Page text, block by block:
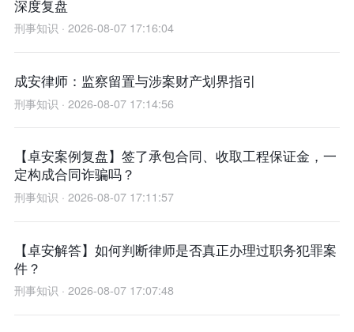
深度复盘
刑事知识 · 2026-08-07 17:16:04
成安律师：监察留置与涉案财产划界指引
刑事知识 · 2026-08-07 17:14:56
【卓安案例复盘】签了承包合同、收取工程保证金，一
定构成合同诈骗吗？
刑事知识 · 2026-08-07 17:11:57
【卓安解答】如何判断律师是否真正办理过职务犯罪案
件？
刑事知识 · 2026-08-07 17:07:48